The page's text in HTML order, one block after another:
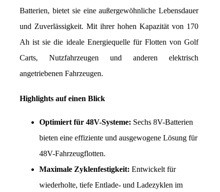
Batterien, bietet sie eine außergewöhnliche Lebensdauer
und Zuverlässigkeit. Mit ihrer hohen Kapazität von 170
Ah ist sie die ideale Energiequelle für Flotten von Golf
Carts, Nutzfahrzeugen und anderen elektrisch
angetriebenen Fahrzeugen.
Highlights auf einen Blick
Optimiert für 48V-Systeme: Sechs 8V-Batterien
bieten eine effiziente und ausgewogene Lösung für
48V-Fahrzeugflotten.
Maximale Zyklenfestigkeit: Entwickelt für
wiederholte, tiefe Entlade- und Ladezyklen im